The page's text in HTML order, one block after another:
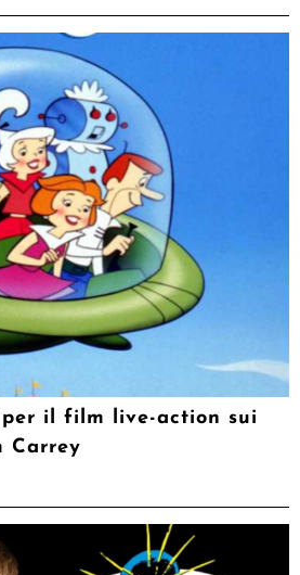
per il film live-action sui
Carrey